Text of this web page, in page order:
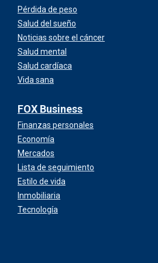
Pérdida de peso
Salud del sueño
Noticias sobre el cáncer
Salud mental
Salud cardíaca
Vida sana
FOX Business
Finanzas personales
Economía
Mercados
Lista de seguimiento
Estilo de vida
Inmobiliaria
Tecnología